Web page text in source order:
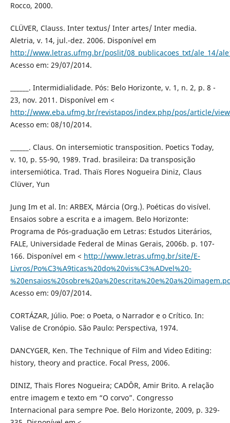
Rocco, 2000.
CLÜVER, Clauss. Inter textus/ Inter artes/ Inter media.
Aletria, v. 14, jul.-dez. 2006. Disponível em
http://www.letras.ufmg.br/poslit/08_publicacoes_txt/ale_14/
Acesso em: 29/07/2014.
______. Intermidialidade. Pós: Belo Horizonte, v. 1, n. 2, p. 8 -
23, nov. 2011. Disponível em <
http://www.eba.ufmg.br/revistapos/index.php/pos/article/
Acesso em: 08/10/2014.
______. Claus. On intersemiotic transposition. Poetics Today,
v. 10, p. 55-90, 1989. Trad. brasileira: Da transposição
intersemiótica. Trad. Thaïs Flores Nogueira Diniz, Claus
Clüver, Yun
Jung Im et al. In: ARBEX, Márcia (Org.). Poéticas do visível.
Ensaios sobre a escrita e a imagem. Belo Horizonte:
Programa de Pós-graduaςão em Letras: Estudos Literários,
FALE, Universidade Federal de Minas Gerais, 2006b. p. 107-
166. Disponível em < http://www.letras.ufmg.br/site/E-
Livros/Po%C3%A9ticas%20do%20vis%C3%ADvel%20-
Acesso em: 09/07/2014.
CORTÁZAR, Júlio. Poe: o Poeta, o Narrador e o Crítico. In:
Valise de Cronópio. São Paulo: Perspectiva, 1974.
DANCYGER, Ken. The Technique of Film and Video Editing:
history, theory and practice. Focal Press, 2006.
DINIZ, Thaïs Flores Nogueira; CADÔR, Amir Brito. A relação
entre imagem e texto em “O corvo”. Congresso
Internacional para sempre Poe. Belo Horizonte, 2009, p. 329-